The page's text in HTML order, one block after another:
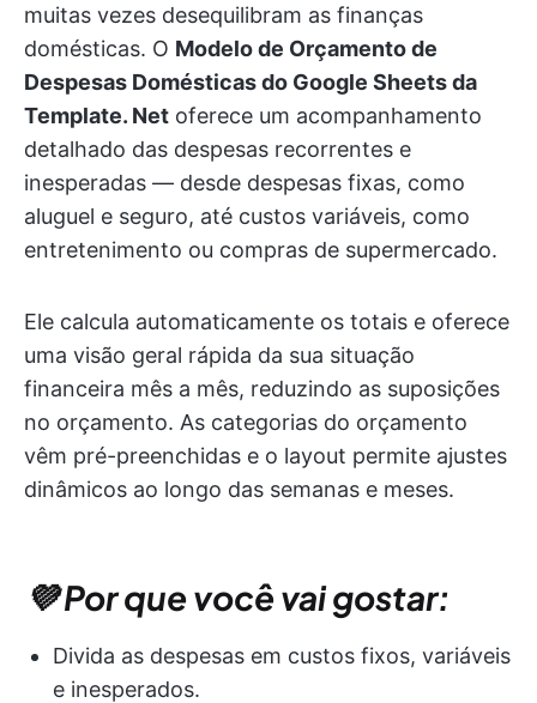
muitas vezes desequilibram as finanças
domésticas. O Modelo de Orçamento de
Despesas Domésticas do Google Sheets da
Template. Net oferece um acompanhamento
detalhado das despesas recorrentes e
inesperadas — desde despesas fixas, como
aluguel e seguro, até custos variáveis, como
entretenimento ou compras de supermercado.
Ele calcula automaticamente os totais e oferece
uma visão geral rápida da sua situação
financeira mês a mês, reduzindo as suposições
no orçamento. As categorias do orçamento
vêm pré-preenchidas e o layout permite ajustes
dinâmicos ao longo das semanas e meses.
💜 Por que você vai gostar:
Divida as despesas em custos fixos, variáveis
e inesperados.